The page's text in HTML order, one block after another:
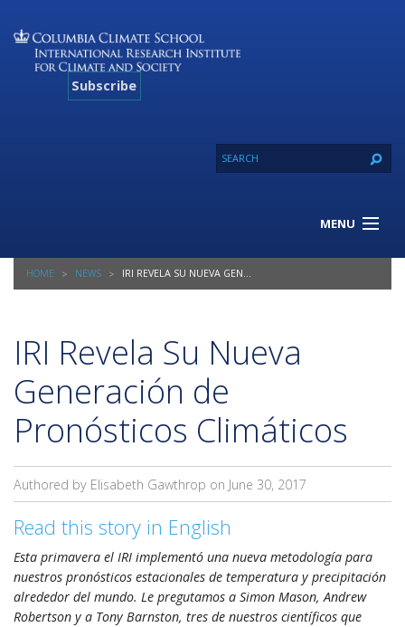
Subscribe
MENU
About Us
Our Projects
Contact
HOME NEWS IRI REVELA SU NUEVA GENERACIÓN DE PRONÓSTICOS CLIMÁTICOS
IRI Revela Su Nueva
Generación de
Pronósticos Climáticos
Authored by Elisabeth Gawthrop on June 30, 2017
Read this story in English
Esta primavera el IRI implementó una nueva metodología para
nuestros pronósticos estacionales de temperatura y precipitación
alrededor del mundo. Le pregutamos a Simon Mason, Andrew
Robertson y a Tony Barnston, tres de nuestros científicos que